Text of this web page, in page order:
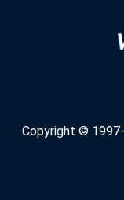
Copyright ©